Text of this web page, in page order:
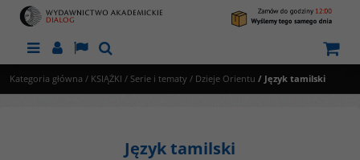
MenuPanelLangSzukaj
Kategoria główna / KSIĄŻKI / Serie i tematy / Dzieje Orientu / Język tamilski
Język tamilski